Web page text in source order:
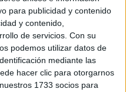
para publicidad y contenido
y contenido,
de servicios. Con su
podemos utilizar datos de
mediante las
hacer clic para otorgarnos
1733 socios para
23rd feb 2010